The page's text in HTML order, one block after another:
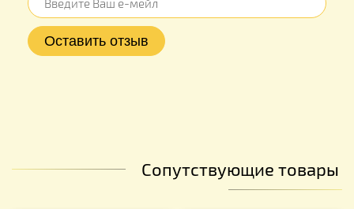
Сопутствующие товары